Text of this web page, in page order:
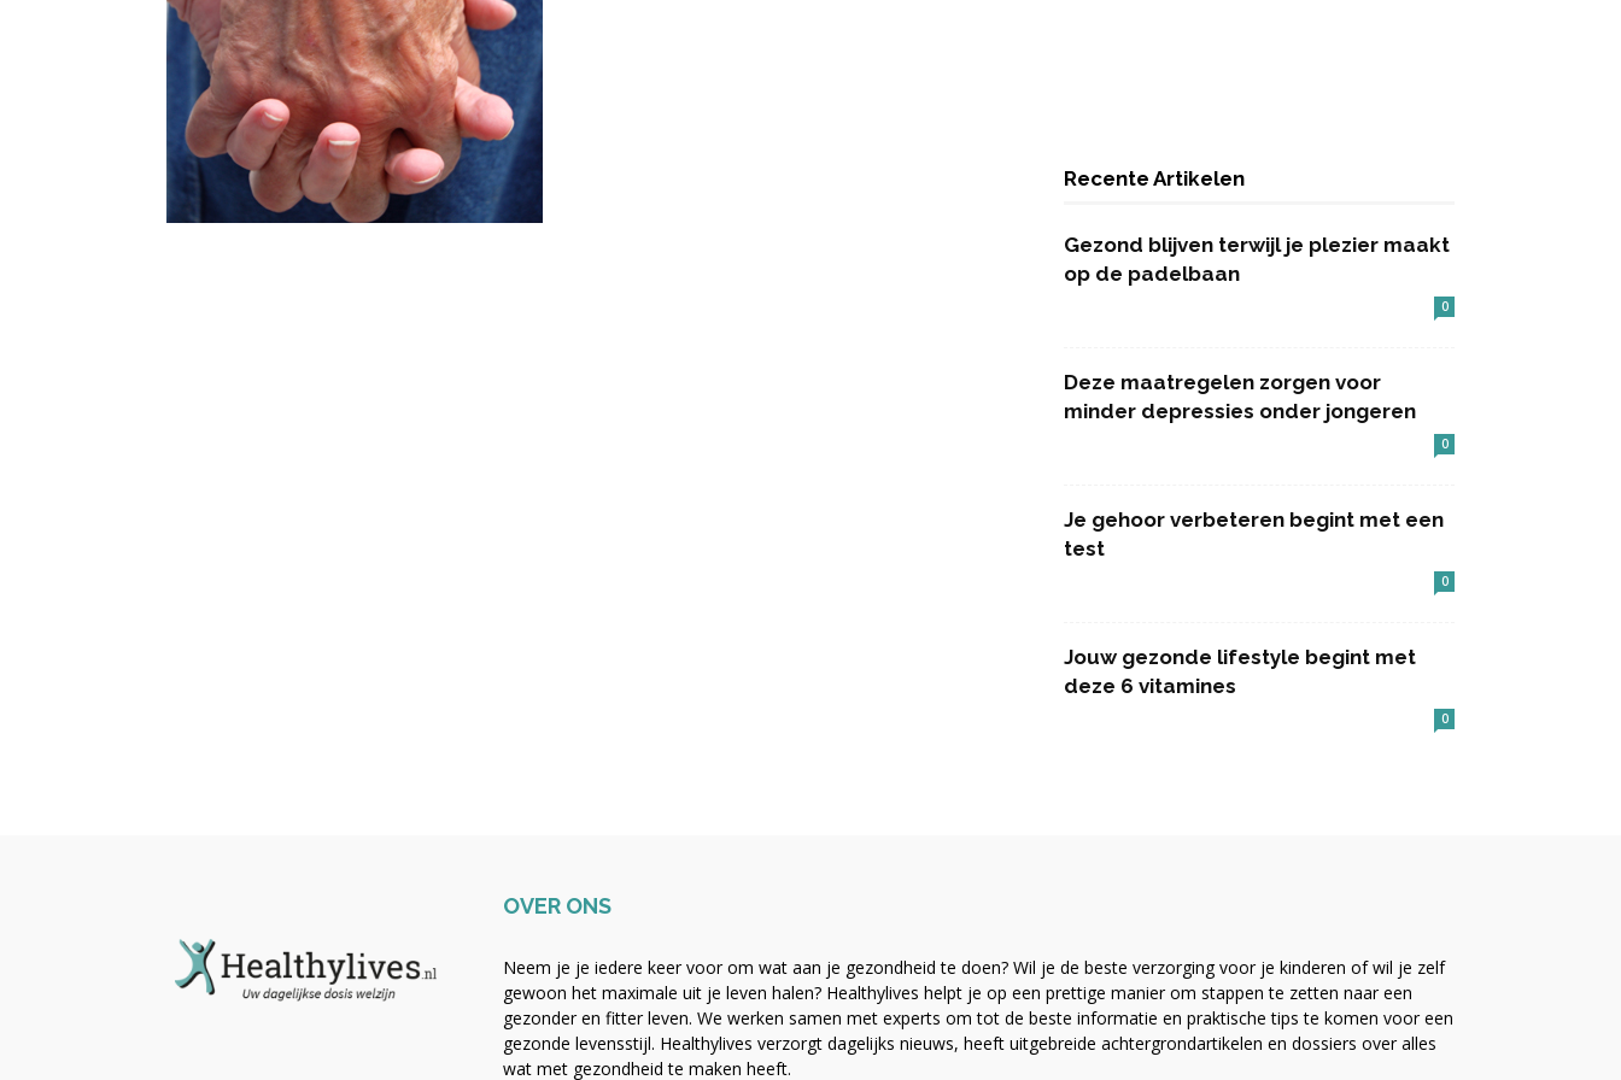
Recente Artikelen
Gezond blijven terwijl je plezier maakt
op de padelbaan
0
Deze maatregelen zorgen voor
minder depressies onder jongeren
0
Je gehoor verbeteren begint met een
test
0
Jouw gezonde lifestyle begint met
deze 6 vitamines
0
OVER ONS
Neem je je iedere keer voor om wat aan je gezondheid te doen? Wil je de beste verzorging voor je kinderen of wil je zelf
gewoon het maximale uit je leven halen? Healthylives helpt je op een prettige manier om stappen te zetten naar een
gezonder en fitter leven. We werken samen met experts om tot de beste informatie en praktische tips te komen voor een
gezonde levensstijl. Healthylives verzorgt dagelijks nieuws, heeft uitgebreide achtergrondartikelen en dossiers over alles
wat met gezondheid te maken heeft.